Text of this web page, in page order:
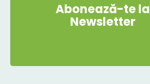
Abonează-te la
Newsletter